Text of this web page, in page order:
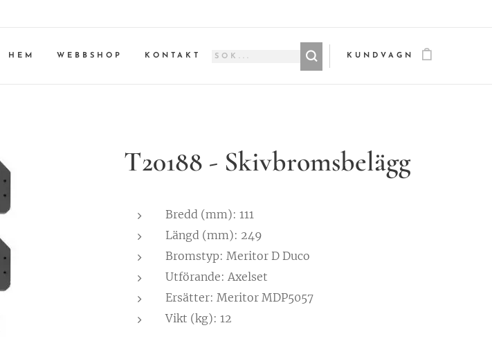
HEM WEBBSHOP KONTAKT KUNDVAGN
T20188 - Skivbromsbelägg
Bredd (mm): 111
Längd (mm): 249
Bromstyp: Meritor D Duco
Utförande: Axelset
Ersätter: Meritor MDP5057
Vikt (kg): 12